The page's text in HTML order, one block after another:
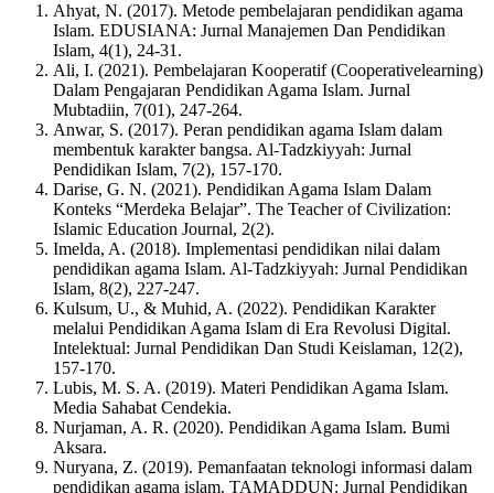
Ahyat, N. (2017). Metode pembelajaran pendidikan agama
Islam. EDUSIANA: Jurnal Manajemen Dan Pendidikan
Islam, 4(1), 24-31.
Ali, I. (2021). Pembelajaran Kooperatif (Cooperativelearning)
Dalam Pengajaran Pendidikan Agama Islam. Jurnal
Mubtadiin, 7(01), 247-264.
Anwar, S. (2017). Peran pendidikan agama Islam dalam
membentuk karakter bangsa. Al-Tadzkiyyah: Jurnal
Pendidikan Islam, 7(2), 157-170.
Darise, G. N. (2021). Pendidikan Agama Islam Dalam
Konteks “Merdeka Belajar”. The Teacher of Civilization:
Islamic Education Journal, 2(2).
Imelda, A. (2018). Implementasi pendidikan nilai dalam
pendidikan agama Islam. Al-Tadzkiyyah: Jurnal Pendidikan
Islam, 8(2), 227-247.
Kulsum, U., & Muhid, A. (2022). Pendidikan Karakter
melalui Pendidikan Agama Islam di Era Revolusi Digital.
Intelektual: Jurnal Pendidikan Dan Studi Keislaman, 12(2),
157-170.
Lubis, M. S. A. (2019). Materi Pendidikan Agama Islam.
Media Sahabat Cendekia.
Nurjaman, A. R. (2020). Pendidikan Agama Islam. Bumi
Aksara.
Nuryana, Z. (2019). Pemanfaatan teknologi informasi dalam
pendidikan agama islam. TAMADDUN: Jurnal Pendidikan